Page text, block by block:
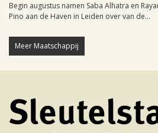
Begin augustus namen Saba Alhatra en
Pino aan de Haven in Leiden over van de...
Meer Maatschappij